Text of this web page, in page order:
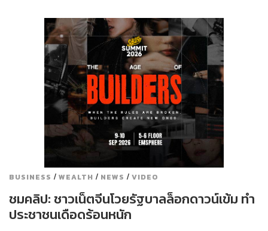
BUSINESS / WEALTH / NEWS / VIDEO
ชมคลิป: ชาวเน็ตจีนโวยรัฐบาลล็อกดาวน์เข้ม ทำ
ประชาชนเดือดร้อนหนัก